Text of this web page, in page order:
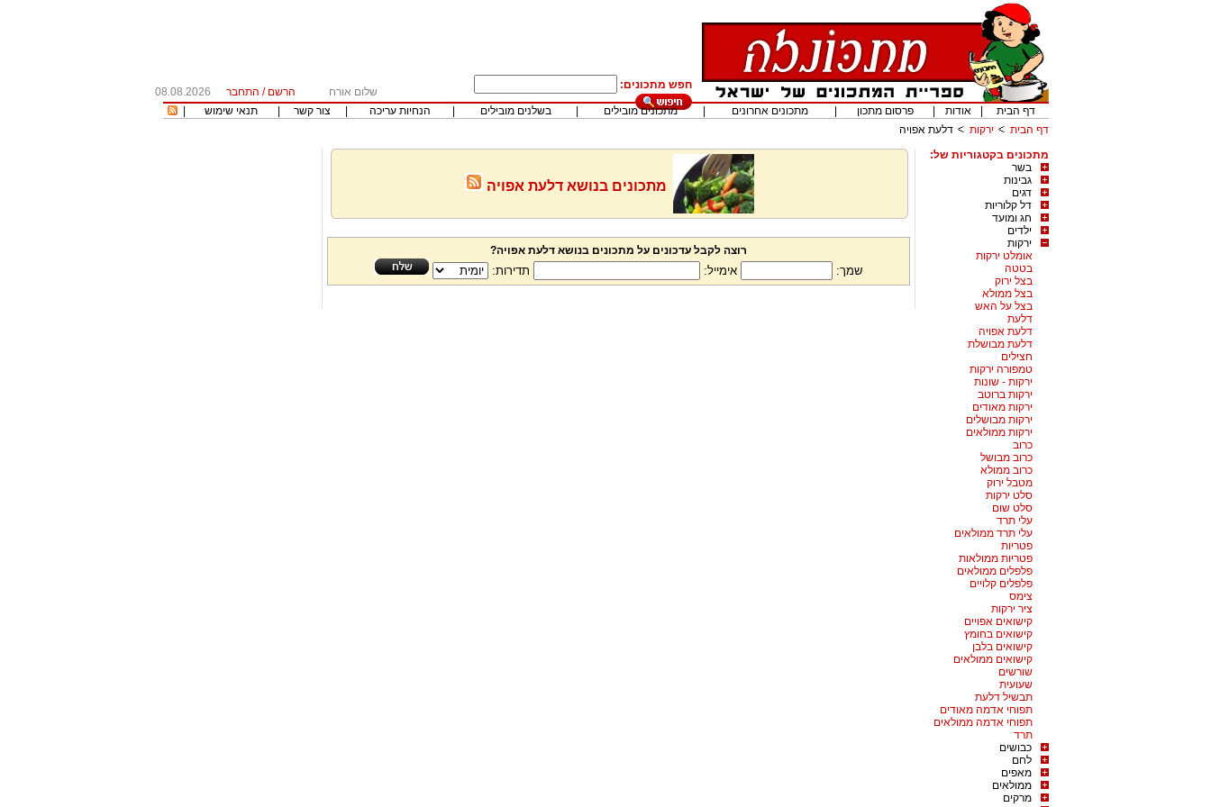
חפש מתכונים:
שלום אורח הרשם / התחבר
08.08.2026
דף הבית
אודות פרסום מתכון מתכונים אחרונים מתכונים מובילים בשלנים מובילים הנחיות עריכה צור קשר תנאי שימוש
דף הבית
ירקות
דלעת אפויה
מתכונים בקטגוריות של:
בשר
גבינות
דגים
דל קלוריות
חג ומועד
ילדים
ירקות
אומלט ירקות
בטטה
בצל ירוק
בצל ממולא
בצל על האש
דלעת
דלעת אפויה
דלעת מבושלת
חצילים
טמפורה ירקות
ירקות - שונות
ירקות ברוטב
ירקות מאודים
ירקות מבושלים
ירקות ממולאים
כרוב
כרוב מבושל
כרוב ממולא
מטבל ירוק
סלט ירקות
סלט שום
עלי תרד
עלי תרד ממולאים
פטריות
פטריות ממולאות
פלפלים ממולאים
פלפלים קלויים
צימס
ציר ירקות
קישואים אפויים
קישואים בחומץ
קישואים בלבן
קישואים ממולאים
שורשים
שעועית
תבשיל דלעת
תפוחי אדמה מאודים
תפוחי אדמה ממולאים
תרד
כבושים
לחם
מאפים
ממולאים
מרקים
מתכונים בנושא דלעת אפויה
רוצה לקבל עדכונים על מתכונים בנושא דלעת אפויה?
שמך: אימייל: תדירות: